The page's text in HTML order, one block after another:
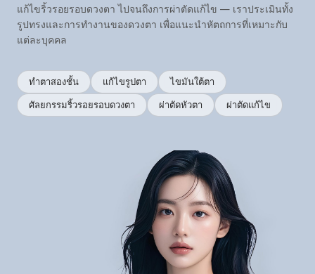
แก้ไขริ้วรอยรอบดวงตา ไปจนถึงการผ่าตัดแก้ไข — เราประเมินทั้ง
รูปทรงและการทำงานของดวงตา เพื่อแนะนำหัตถการที่เหมาะกับ
แต่ละบุคคล
ทำตาสองชั้น แก้ไขรูปตา ไขมันใต้ตา
ศัลยกรรมริ้วรอยรอบดวงตา ผ่าตัดหัวตา ผ่าตัดแก้ไข